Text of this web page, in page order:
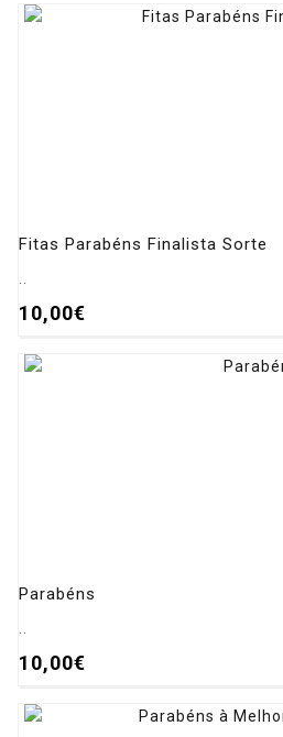
Fitas Parabéns Finalista Sorte
10,00€
Parabéns
10,00€